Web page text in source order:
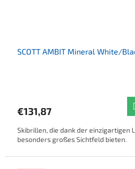
SCOTT AMBIT Mineral White/
€131,87
Skibrillen, die dank der einzigartigen
besonders großes Sichtfeld bieten.